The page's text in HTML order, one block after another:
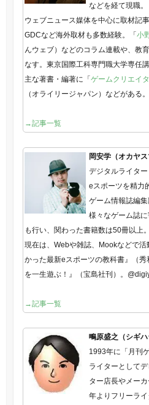
などを経て現職。
ウェブニュース媒体を中心に取材記
GDCなど海外取材も多数経験。「小
んウェブ）などのコラム連載や、教
なす。東京国際工科専門職大学専任講
主な著書・編著に「ゲームクリエイ
（オライリージャパン）などがある。
→記事一覧
岡安学（オカヤス
デジタルライター
eスポーツを精力
ゲーム情報誌編集
様々なゲーム誌
も行い、関わった書籍数は50冊以上。
現在は、Webや雑誌、Mookなどで
かった最新eスポーツの教科書』（
を一生遊ぶ！』（宝島社刊）。
→記事一覧
鴫原盛之（シギハ
1993年に「月刊
ライターとして
ター店長やメー
年よりフリーライ